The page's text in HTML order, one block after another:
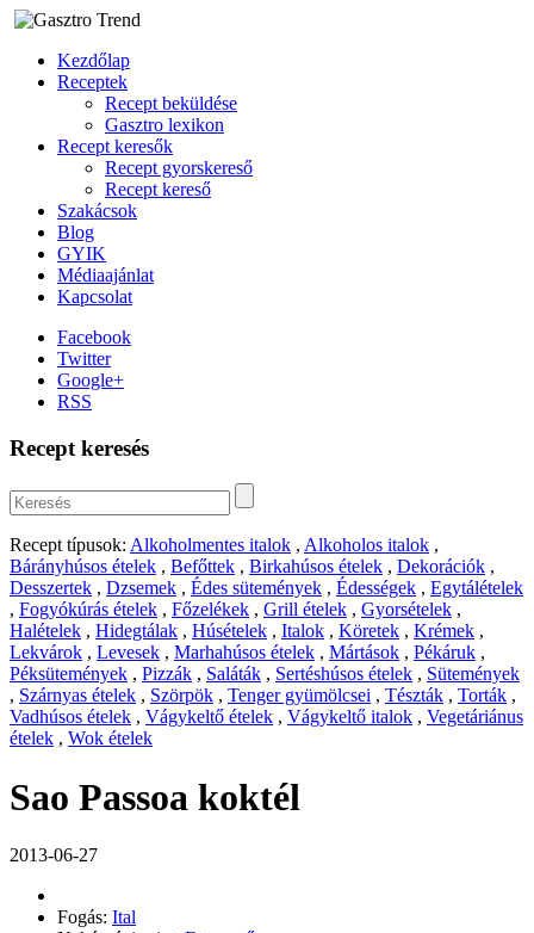
Kezdőlap
Receptek
Recept beküldése
Gasztro lexikon
Recept keresők
Recept gyorskereső
Recept kereső
Szakácsok
Blog
GYIK
Médiaajánlat
Kapcsolat
Facebook
Twitter
Google+
RSS
Recept keresés
Recept típusok: Alkoholmentes italok , Alkoholos italok ,
Bárányhúsos ételek , Befőttek , Birkahúsos ételek , Dekorációk ,
Desszertek , Dzsemek , Édes sütemények , Édességek , Egytálételek
, Fogyókúrás ételek , Főzelékek , Grill ételek , Gyorsételek ,
Halételek , Hidegtálak , Húsételek , Italok , Köretek , Krémek ,
Lekvárok , Levesek , Marhahúsos ételek , Mártások , Pékáruk ,
Péksütemények , Pizzák , Saláták , Sertéshúsos ételek , Sütemények
, Szárnyas ételek , Szörpök , Tenger gyümölcsei , Tészták , Torták ,
Vadhúsos ételek , Vágykeltő ételek , Vágykeltő italok , Vegetáriánus
ételek , Wok ételek
Sao Passoa koktél
2013-06-27
Fogás: Ital